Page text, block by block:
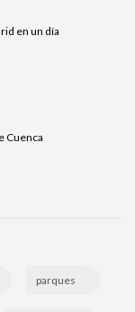
en un día
Cuenca
parques